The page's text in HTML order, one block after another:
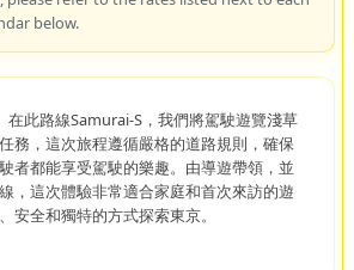
below.
在此路線Samurai-S，我們將駕駛遊覽淺草
務，這次旅程遵循嚴格的道路規則，確保
者都能享受駕駛的樂趣。由導遊帶領，並
，這次體驗非常適合家庭和首次來訪的遊
安全和獨特的方式探索東京。